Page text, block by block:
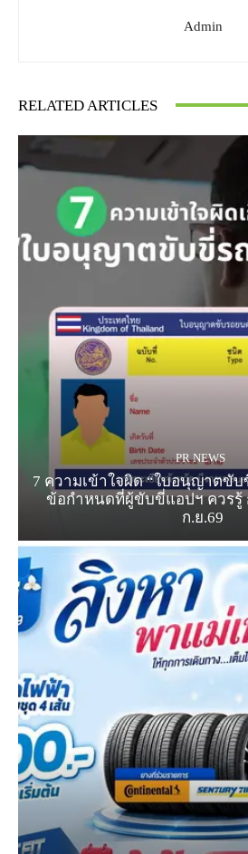
Admin
RELATED ARTICLES
PR NEWS
7 ความเข้าใจผิด “ใบอนุญาตขั
ข้อกำหนดที่ผู้ขับขี่แอปฯ ควรรู้
ก.ย.69